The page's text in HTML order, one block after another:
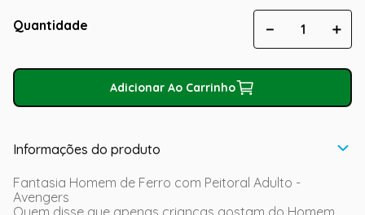
Quantidade ＋
－
Adicionar Ao Carrinho
Informações do produto
Fantasia Homem de Ferro com Peitoral Adulto -
Avengers
Quem disse que apenas crianças gostam do Homem